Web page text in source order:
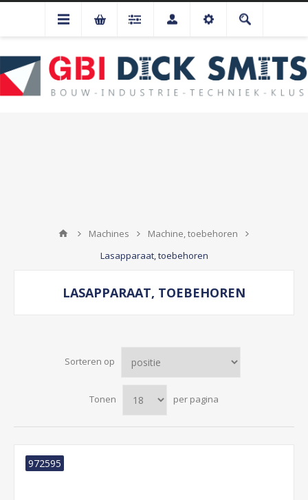
Machines
Machine, toebehoren
Lasapparaat, toebehoren
LASAPPARAAT, TOEBEHOREN
Sorteren op
Tonen per pagina
972595